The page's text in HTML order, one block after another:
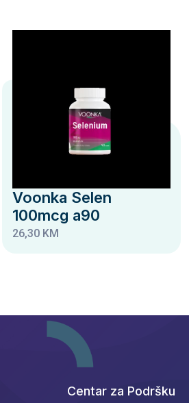
Voonka Selen
100mcg a90
26,30 KM
Centar za Podršku